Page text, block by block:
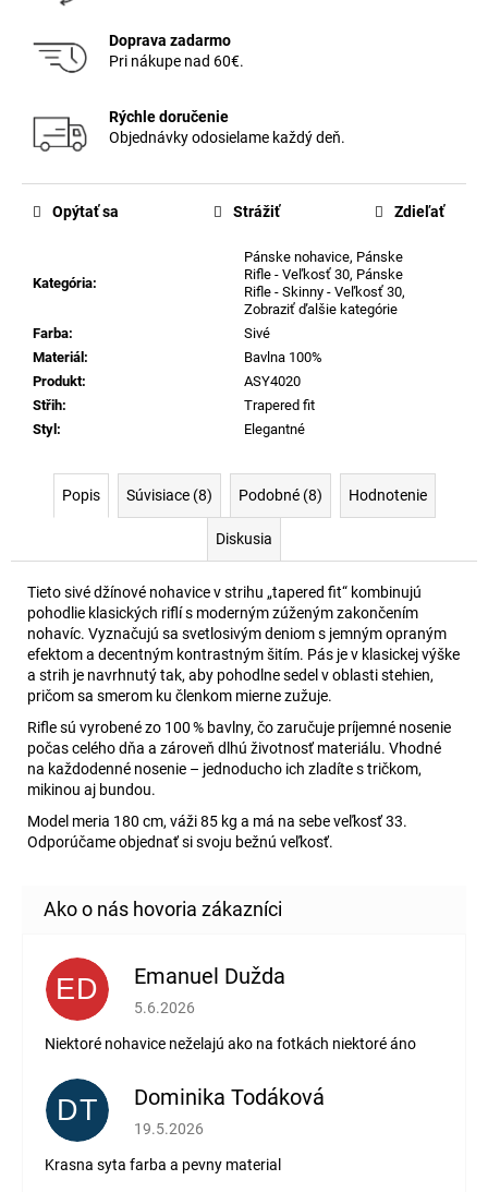
Doprava zadarmo
Pri nákupe nad 60€.
Rýchle doručenie
Objednávky odosielame každý deň.
Kategória:
Pánske nohavice, Pánske
Rifle - Veľkosť 30, Pánske
Rifle - Skinny - Veľkosť 30,
Zobraziť ďalšie kategórie
Farba:
Sivé
Materiál :
Bavlna 100%
Produkt:
ASY4020
Střih:
Trapered fit
Styl : Elegantné
Opýtať sa Strážiť Zdieľať
Popis Súvisiace (8) Podobné (8) Hodnotenie
Diskusia
Tieto sivé džínové nohavice v strihu „tapered fit“ kombinujú
pohodlie klasických riflí s moderným zúženým zakončením
nohavíc. Vyznačujú sa svetlosivým deniom s jemným opraným
efektom a decentným kontrastným šitím. Pás je v klasickej výške
a strih je navrhnutý tak, aby pohodlne sedel v oblasti stehien,
pričom sa smerom ku členkom mierne zužuje.
Rifle sú vyrobené zo 100 % bavlny, čo zaručuje príjemné nosenie
počas celého dňa a zároveň dlhú životnosť materiálu. Vhodné
na každodenné nosenie – jednoducho ich zladíte s tričkom,
mikinou aj bundou.
Model meria 180 cm, váži 85 kg a má na sebe veľkosť 33.
Odporúčame objednať si svoju bežnú veľkosť.
ED Emanuel Dužda
Hodnotenie obchodu je 2 z 5 hviezdičiek.
5.6.2026
Niektoré nohavice neželajú ako na fotkách niektoré áno
DT Dominika Todáková
Hodnotenie obchodu je 5 z 5 hviezdičiek.
19.5.2026
Krasna syta farba a pevny material